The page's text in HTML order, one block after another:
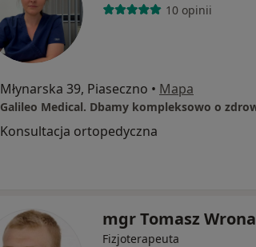
10 opinii
Młynarska 39, Piaseczno • Mapa
Konsultacja ortopedyczna
mgr Tomasz Wrona
Fizjoterapeuta